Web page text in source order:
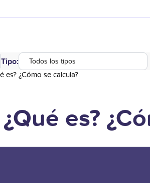
Tipo: Todos los tipos
es? ¿Cómo se calcula?
es?